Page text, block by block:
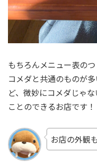
もちろんメニュー表の
コメダと共通のものが
ど、微妙にコメダじゃ
ことのできるお店です！
お店の外観